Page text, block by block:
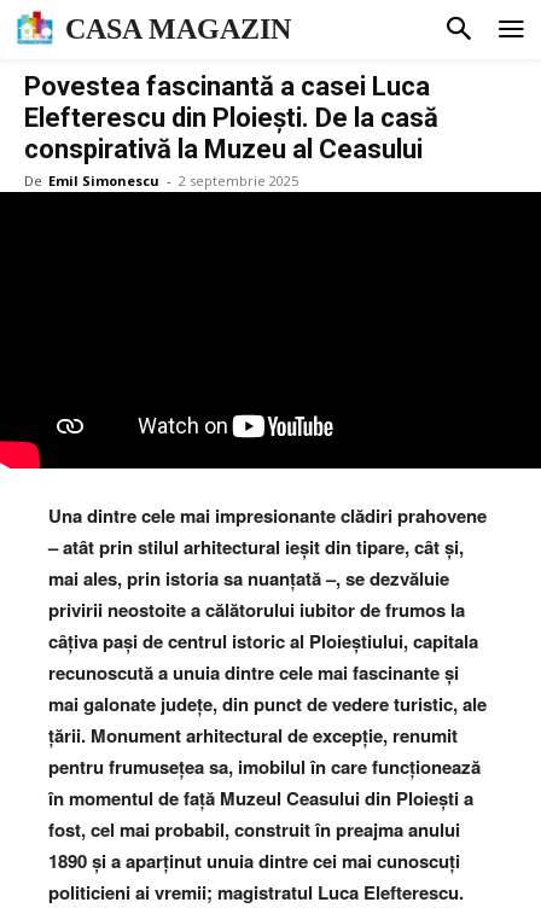
CASA MAGAZIN
Povestea fascinantă a casei Luca
Elefterescu din Ploiești. De la casă
conspirativă la Muzeu al Ceasului
De Emil Simonescu - 2 septembrie 2025
Una dintre cele mai impresionante clădiri prahovene
– atât prin stilul arhitectural ieșit din tipare, cât și,
mai ales, prin istoria sa nuanțată –, se dezvăluie
privirii neostoite a călătorului iubitor de frumos la
câțiva pași de centrul istoric al Ploieștiului, capitala
recunoscută a unuia dintre cele mai fascinante și
mai galonate județe, din punct de vedere turistic, ale
țării. Monument arhitectural de excepție, renumit
pentru frumusețea sa, imobilul în care funcționează
în momentul de față Muzeul Ceasului din Ploiești a
fost, cel mai probabil, construit în preajma anului
1890 și a aparținut unuia dintre cei mai cunoscuți
politicieni ai vremii; magistratul Luca Elefterescu.